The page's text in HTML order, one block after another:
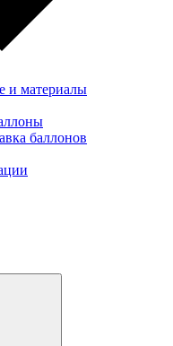
и материалы
баллонов